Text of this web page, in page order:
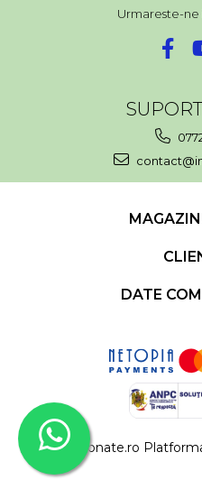
Urmareste-ne
DATE
inscriptionate.ro